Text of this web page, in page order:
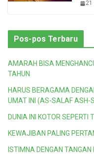
Pos-pos Terbaru
AMARAH BISA
TAHUN
HARUS BERAGAMA
UMAT INI (AS-SALAF ASH-
DUNIA INI KOTOR
KEWAJIBAN PALING
ISTIMNA DENGAN